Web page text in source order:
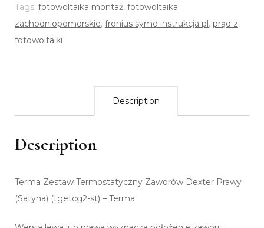
Tags: fotowoltaika montaż, fotowoltaika
zachodniopomorskie, fronius symo instrukcja pl, prąd z
fotowoltaiki
Description
Description
Terma Zestaw Termostatyczny Zaworów Dexter Prawy
(Satyna) (tgetcg2-st) – Terma